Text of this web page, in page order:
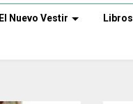
El Nuevo Vestir Libros